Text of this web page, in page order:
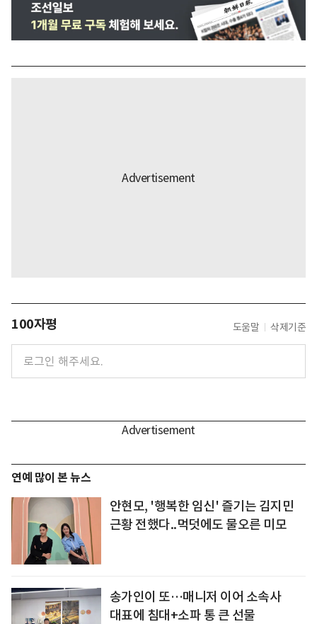
100자평 도움말 삭제기준
연예 많이 본 뉴스
안현모, '행복한 임신' 즐기는 김지민
근황 전했다..먹덧에도 물오른 미모
송가인이 또…매니저 이어 소속사
대표에 침대+소파 통 큰 선물